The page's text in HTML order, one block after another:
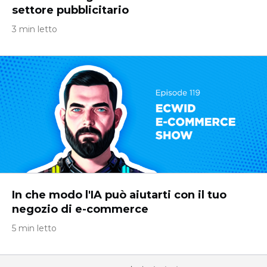
settore pubblicitario
3 min letto
In che modo l'IA può aiutarti con il tuo
negozio di e-commerce
5 min letto